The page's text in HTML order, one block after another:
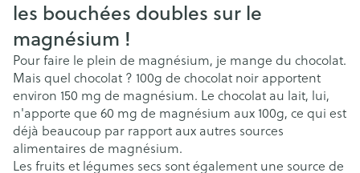
les bouchées doubles sur le
magnésium !
Pour faire le plein de magnésium, je mange du chocolat.
Mais quel chocolat ? 100g de chocolat noir apportent
environ 150 mg de magnésium. Le chocolat au lait, lui,
n'apporte que 60 mg de magnésium aux 100g, ce qui est
déjà beaucoup par rapport aux autres sources
alimentaires de magnésium.
Les fruits et légumes secs sont également une source de